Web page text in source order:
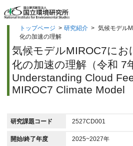
トップページ > 研究紹介 > 気候モデル
化の加速の理解
気候モデルMIROC7にお
化の加速の理解（令和 7
Understanding Cloud
MIROC7 Climate Model
研究課題コード 2527CD001
開始/終了年度 2025~2027年